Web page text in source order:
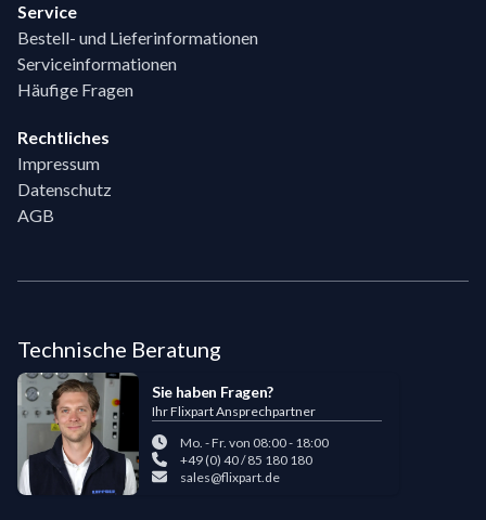
Service
Bestell- und Lieferinformationen
Serviceinformationen
Häufige Fragen
Rechtliches
Impressum
Datenschutz
AGB
Technische Beratung
Sie haben Fragen?
Ihr Flixpart Ansprechpartner
Mo. - Fr. von 08:00 - 18:00
+49 (0) 40 / 85 180 180
sales@flixpart.de